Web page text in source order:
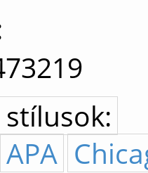
APA